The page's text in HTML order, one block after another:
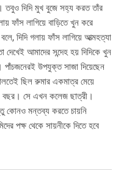
তবুও দিদি মুখ বুজে সহ্য করত তাঁর
ফাঁস লাগিয়ে বাড়িতে খুন করে
দিদি গলায় ফাঁস লাগিয়ে আত্মহত্যা
আমাদের সন্দেহ হয় দিদিকে খুন
উপযুক্ত সাজা দিয়েছেন
ছিল রুমার একমাত্র মেয়ে
বছর। সে এখন কলেজ ছাত্রী।
কোনও মন্তব্য করতে চায়নি
পক্ষ থেকে সায়নীকে দিতে হবে